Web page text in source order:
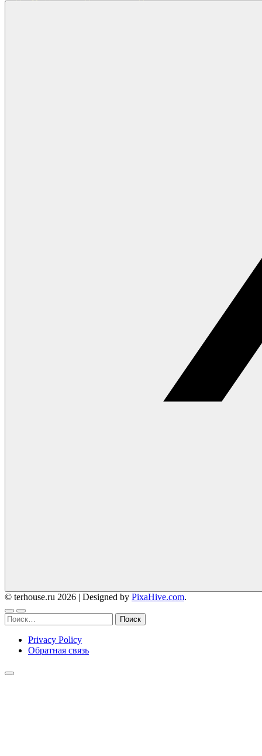
записям
© terhouse.ru 2026 | Designed by PixaHive.com.
Найти:
Privacy Policy
Обратная связь